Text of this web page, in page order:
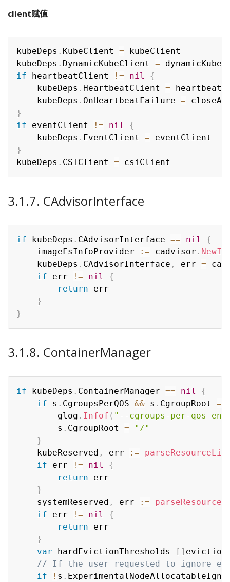
client赋值
kubeDeps . KubeClient = kubeClient
kubeDeps . DynamicKubeClient =
if heartbeatClient != nil
{
	kubeDeps
. HeartbeatClient =
	kubeDeps
. OnHeartbeatFailure =
}
if eventClient != nil
{
	kubeDeps
. EventClient =
}
kubeDeps . CSIClient =
3.1.7. CAdvisorInterface
if kubeDeps . CAdvisorInterface == nil
{
	imageFsInfoProvider
:= cadvisor .
	kubeDeps
. CAdvisorInterface , err =
if err != nil
{
return err
}
}
3.1.8. ContainerManager
if kubeDeps . ContainerManager == nil
{
if s . CgroupsPerQOS && s . CgroupRoot ==
		glog
. Infof ( "--cgroups-per-qos
		s
. CgroupRoot =
"/"
}
	kubeReserved
, err :=
if err != nil
{
return err
}
	systemReserved
, err :=
if err != nil
{
return err
}
var hardEvictionThresholds [ ]
// If the user requested to ignore
if
! s .